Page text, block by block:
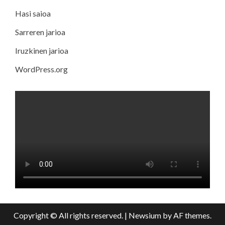
Hasi saioa
Sarreren jarioa
Iruzkinen jarioa
WordPress.org
Copyright © All rights reserved. | Newsium by AF themes.